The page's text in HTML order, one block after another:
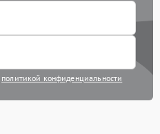
политикой конфиденциальности